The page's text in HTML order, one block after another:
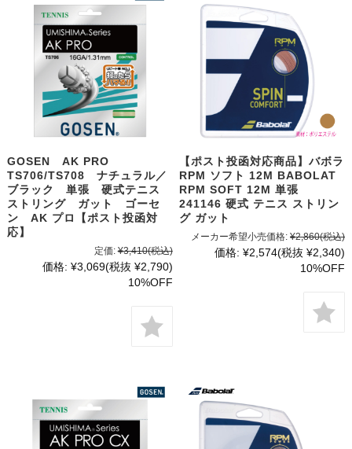
GOSEN AK PRO
TS706/TS708 ナチュラル／
ブラック 単張 硬式テニス
ストリング ガット ゴーセ
ン AK プロ【ポスト投函対
応】
定価: ¥3,410(税込)
価格: ¥3,069(税抜 ¥2,790)
10%OFF
【ポスト投函対応商品】バボラ
RPM ソフト 12M BABOLAT
RPM SOFT 12M 単張
241146 硬式 テニス ストリン
グ ガット
メーカー希望小売価格: ¥2,860(税込)
価格: ¥2,574(税抜 ¥2,340)
10%OFF